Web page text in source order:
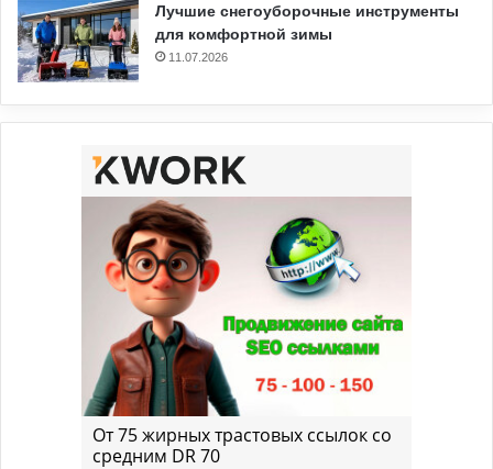
Лучшие снегоуборочные инструменты
для комфортной зимы
11.07.2026